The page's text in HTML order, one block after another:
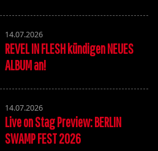
14.07.2026
REVEL IN FLESH kündigen NEUES
ALBUM an!
14.07.2026
Live on Stag Preview: BERLIN
SWAMP FEST 2026